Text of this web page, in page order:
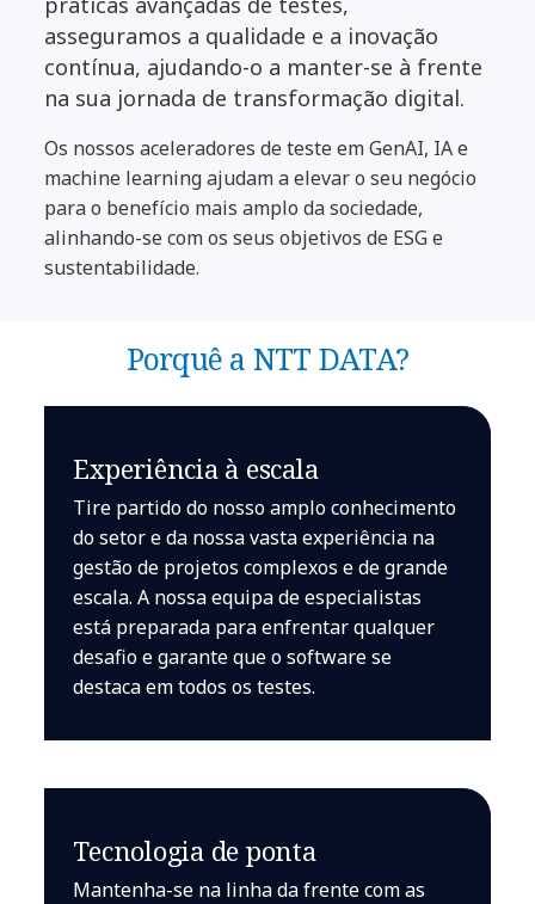
asseguramos a qualidade e a inovação
contínua, ajudando-o a manter-se à frente
na sua jornada de transformação digital.
Os nossos aceleradores de teste em GenAI, IA e
machine learning ajudam a elevar o seu negócio
para o benefício mais amplo da sociedade,
alinhando-se com os seus objetivos de ESG e
sustentabilidade.
Porquê a NTT DATA?
Experiência à escala
Tire partido do nosso amplo conhecimento
do setor e da nossa vasta experiência na
gestão de projetos complexos e de grande
escala. A nossa equipa de especialistas
está preparada para enfrentar qualquer
desafio e garante que o software se
destaca em todos os testes.
Tecnologia de ponta
Mantenha-se na linha da frente com as